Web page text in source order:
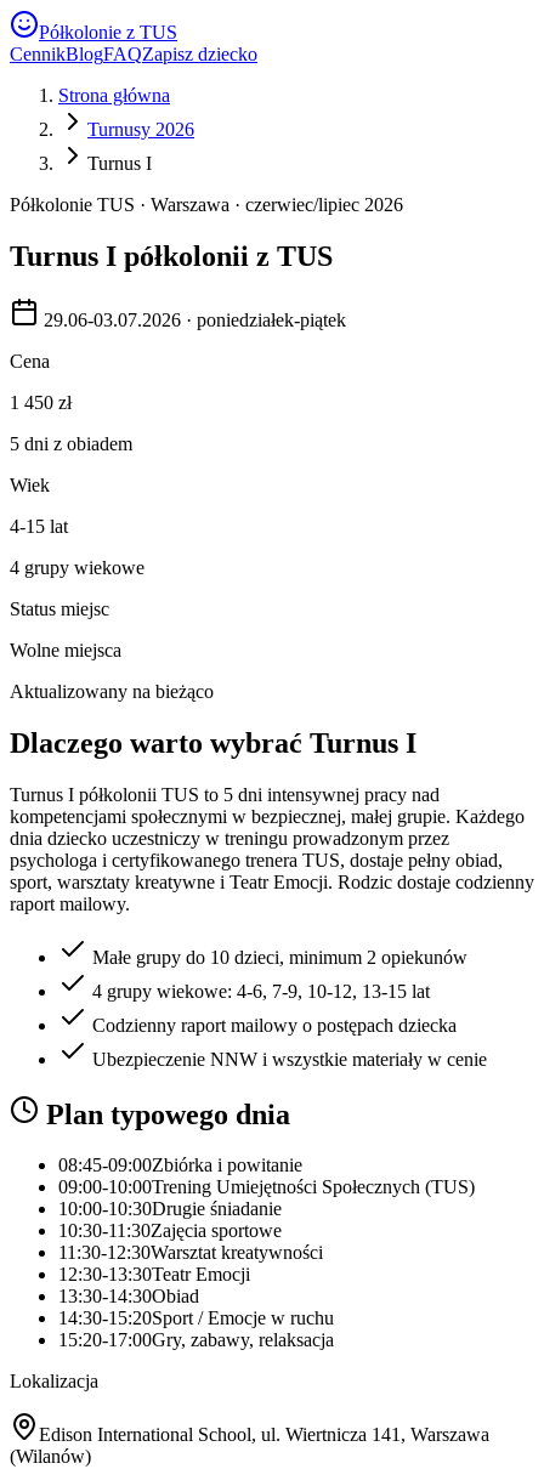
Półkolonie z TUS
CennikBlogFAQZapisz dziecko
Strona główna
Turnusy 2026
Turnus I
Półkolonie TUS · Warszawa · czerwiec/lipiec 2026
Turnus I półkolonii z TUS
29.06-03.07.2026 · poniedziałek-piątek
Cena
1 450 zł
5 dni z obiadem
Wiek
4-15 lat
4 grupy wiekowe
Status miejsc
Wolne miejsca
Aktualizowany na bieżąco
Dlaczego warto wybrać Turnus I
Turnus I półkolonii TUS to 5 dni intensywnej pracy nad
kompetencjami społecznymi w bezpiecznej, małej grupie. Każdego
dnia dziecko uczestniczy w treningu prowadzonym przez
psychologa i certyfikowanego trenera TUS, dostaje pełny obiad,
sport, warsztaty kreatywne i Teatr Emocji. Rodzic dostaje codzienny
raport mailowy.
Małe grupy do 10 dzieci, minimum 2 opiekunów
4 grupy wiekowe: 4-6, 7-9, 10-12, 13-15 lat
Codzienny raport mailowy o postępach dziecka
Ubezpieczenie NNW i wszystkie materiały w cenie
Plan typowego dnia
08:45-09:00Zbiórka i powitanie
09:00-10:00Trening Umiejętności Społecznych (TUS)
10:00-10:30Drugie śniadanie
10:30-11:30Zajęcia sportowe
11:30-12:30Warsztat kreatywności
12:30-13:30Teatr Emocji
13:30-14:30Obiad
14:30-15:20Sport / Emocje w ruchu
15:20-17:00Gry, zabawy, relaksacja
Lokalizacja
Edison International School, ul. Wiertnicza 141, Warszawa
(Wilanów)